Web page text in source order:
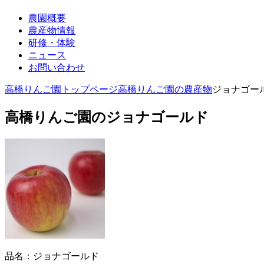
農園概要
農産物情報
研修・体験
ニュース
お問い合わせ
高橋りんご園トップページ高橋りんご園の農産物ジョナゴー
高橋りんご園のジョナゴールド
品名：ジョナゴールド